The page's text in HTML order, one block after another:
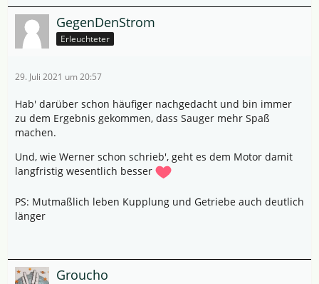
GegenDenStrom
Erleuchteter
29. Juli 2021 um 20:57
Hab' darüber schon häufiger nachgedacht und bin immer
zu dem Ergebnis gekommen, dass Sauger mehr Spaß
machen.
Und, wie Werner schon schrieb', geht es dem Motor damit
langfristig wesentlich besser
PS: Mutmaßlich leben Kupplung und Getriebe auch deutlich
länger
Groucho